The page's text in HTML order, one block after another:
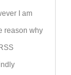
I am
reason why